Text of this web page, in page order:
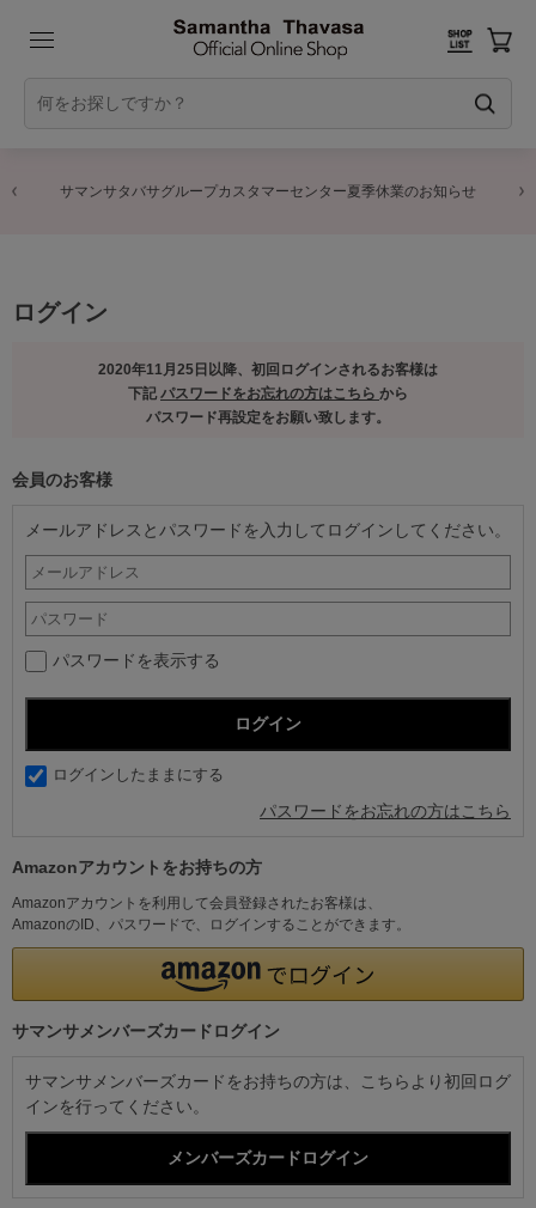
サマンサタバサグループカスタマーセンター夏季休業のお知らせ
ログイン
2020年11月25日以降、初回ログインされるお客様は
下記パスワードをお忘れの方はこちら から
パスワード再設定をお願い致します。
会員のお客様
メールアドレスとパスワードを入力してログインしてください。
パスワードを表示する
ログインしたままにする
パスワードをお忘れの方はこちら
Amazonアカウントをお持ちの方
Amazonアカウントを利用して会員登録されたお客様は、
AmazonのID、パスワードで、ログインすることができます。
サマンサメンバーズカードログイン
サマンサメンバーズカードをお持ちの方は、こちらより初回ログ
インを行ってください。